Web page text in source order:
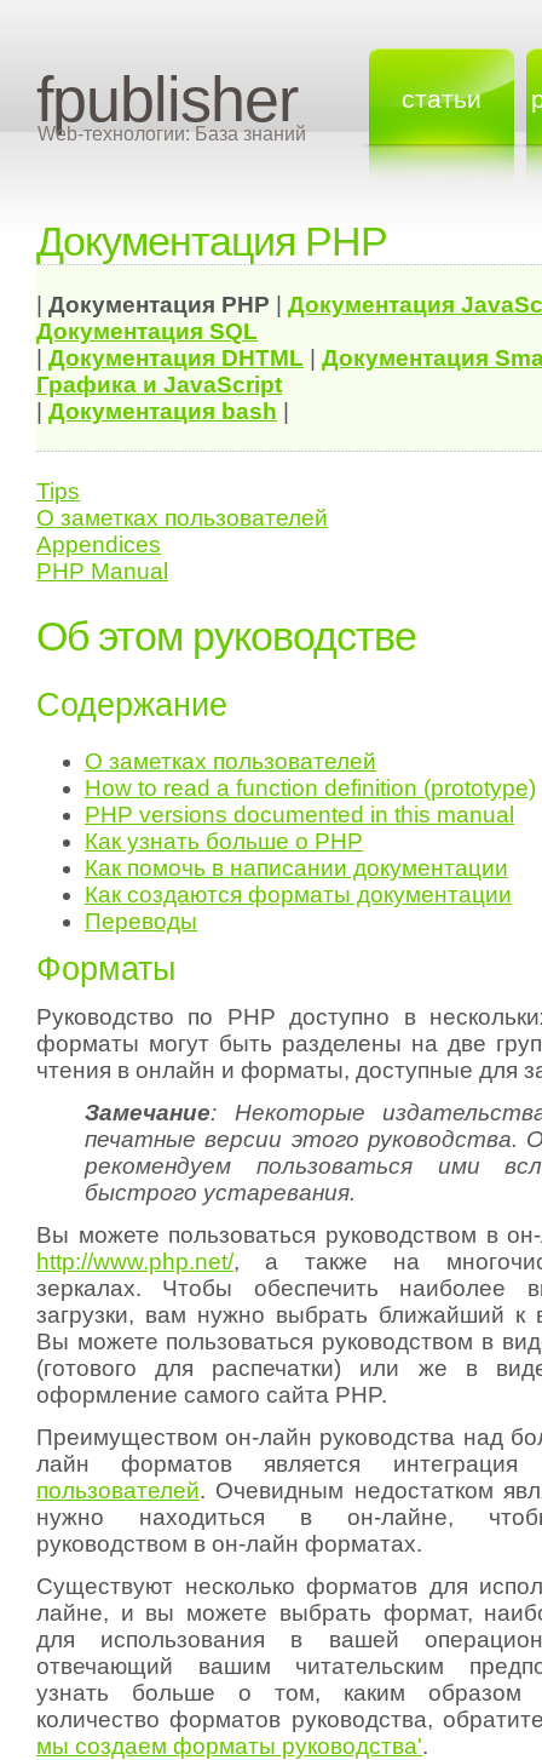
fpublisher
Web-технологии: База знаний
статьи
Документация PHP
Документация PHP Документация
Документация SQL
Документация DHTML
Документация
Графика и JavaScript
Документация bash
Tips
О заметках пользователей
Appendices
PHP Manual
Об этом руководстве
Содержание
О заметках пользователей
How to read a function definition (prototype)
PHP versions documented in this manual
Как узнать больше о PHP
Как помочь в написании документации
Как создаются форматы документации
Переводы
Форматы
Руководство по PHP доступно в
форматы могут быть разделены на две
чтения в онлайн и форматы, доступные для
Замечание: Некоторые
печатные версии этого руководства.
рекомендуем пользоваться ими
быстрого устаревания.
Вы можете пользоваться руководством в
http://www.php.net/, а также на
зеркалах. Чтобы обеспечить наиболее
загрузки, вам нужно выбрать ближайший к
Вы можете пользоваться руководством в
(готового для распечатки) или же в
оформление самого сайта PHP.
Преимуществом он-лайн руководства над
лайн форматов является
пользователей. Очевидным недостатком
нужно находиться в он-лайне,
руководством в он-лайн форматах.
Существуют несколько форматов для
лайне, и вы можете выбрать формат,
для использования в вашей
отвечающий вашим читательским
узнать больше о том, каким образом
количество форматов руководства,
мы создаем форматы руководства'.